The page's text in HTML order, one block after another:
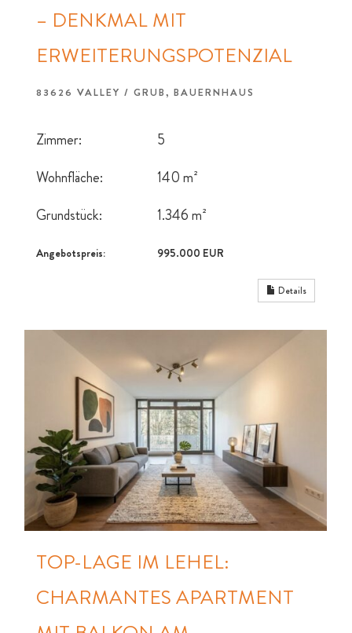
– DENKMAL MIT
ERWEITERUNGSPOTENZIAL
83626 VALLEY / GRUB, BAUERNHAUS
Zimmer:
5
Wohnfläche:
140 m²
Grundstück:
1.346 m²
Angebotspreis: 995.000 EUR
Details
TOP-LAGE IM LEHEL:
CHARMANTES APARTMENT